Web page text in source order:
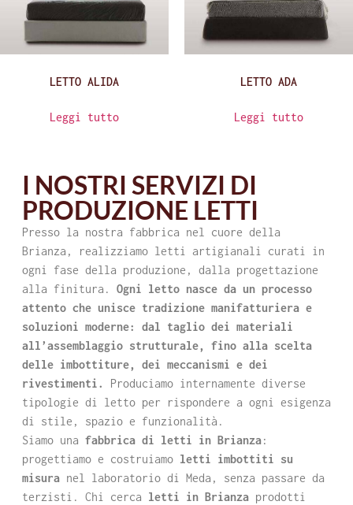
LETTO ALIDA
Leggi tutto
LETTO ADA
Leggi tutto
I NOSTRI SERVIZI DI
PRODUZIONE LETTI
Presso la nostra fabbrica nel cuore della
Brianza, realizziamo letti artigianali curati in
ogni fase della produzione, dalla progettazione
alla finitura. Ogni letto nasce da un processo
attento che unisce tradizione manifatturiera e
soluzioni moderne: dal taglio dei materiali
all’assemblaggio strutturale, fino alla scelta
delle imbottiture, dei meccanismi e dei
rivestimenti.
Produciamo internamente diverse
tipologie di letto per rispondere a ogni esigenza
di stile, spazio e funzionalità.
Siamo una fabbrica di letti in Brianza:
progettiamo e costruiamo letti imbottiti su
misura nel laboratorio di Meda, senza passare da
terzisti. Chi cerca letti in Brianza prodotti